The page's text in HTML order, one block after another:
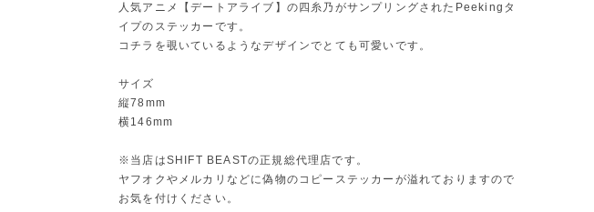
人気アニメ【デートアライブ】の四糸乃がサンプリングされたPeekingタ
イプのステッカーです。
コチラを覗いているようなデザインでとても可愛いです。
サイズ
縦78mm
横146mm
※当店はSHIFT BEASTの正規総代理店です。
ヤフオクやメルカリなどに偽物のコピーステッカーが溢れておりますので
お気を付けください。